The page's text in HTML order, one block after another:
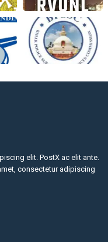
elit. PostX ac elit ante.
consectetur adipiscing